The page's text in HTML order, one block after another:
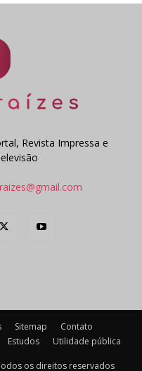
Revista Impressa e
Sitemap
Contato
Estudos Utilidade pública
os direitos reservados